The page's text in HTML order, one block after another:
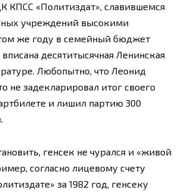
КПСС «Политиздат», славившемся
учреждений высокими
же году в семейный бюджет
десятитысячная Ленинская
Любопытно, что Леонид
не задекларировал итог своего
и лишил партию 300
генсек не чурался и «живой
согласно лицевому счету
за 1982 год, генсеку